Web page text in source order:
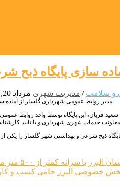
سازی پایگاه ذبح
و سلامت / مدیریت شهری مرداد 20, 1398 - اوت 11, 2019
مدیر روابط عمومی شهرداری گلسار از آماده سازی پایگاه ذبح شرعی و بهداشتی در این شهر خبر داد.
سعید قربان، این پایگاه توسط واحد روابط
با سرانه کمتر از ۵۰۰ متر مکعب در وضعیت تنش مطلق آبی هستیم
خصوصی البرز حامی کسب و